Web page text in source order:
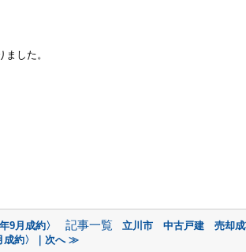
した。
月成約〉 記事一覧
立川市 中古戸建 売却成
成約〉｜次へ ≫